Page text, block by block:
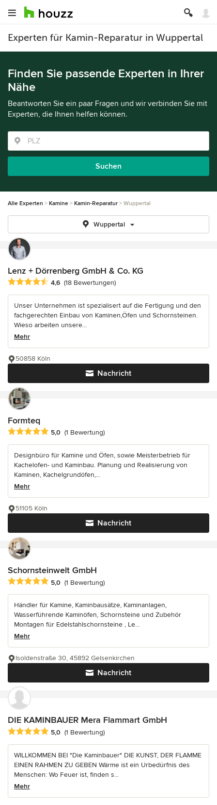
Experten für Kamin-Reparatur in Wuppertal
Finden Sie passende Experten in Ihrer
Nähe
Beantworten Sie ein paar Fragen und wir verbinden Sie mit
Experten, die Ihnen helfen können.
Suchen
Alle Experten Kamine Kamin-Reparatur Wuppertal
Wuppertal
Lenz + Dörrenberg GmbH & Co. KG
Durchschnittliche Bewertung: 4.6 von 5 Sternen
4,6 (18 Bewertungen)
Unser Unternehmen ist spezialisert auf die Fertigung und den
fachgerechten Einbau von Kaminen,Öfen und Schornsteinen.
Wieso arbeiten unsere...
Mehr
Nachricht
50858 Köln
Formteq
Durchschnittliche Bewertung: 5 von 5 Sternen
5,0 (1 Bewertung)
Designbüro für Kamine und Öfen, sowie Meisterbetrieb für
Kachelofen- und Kaminbau. Planung und Realisierung von
Kaminen, Kachelgrundöfen,...
Mehr
Nachricht
51105 Köln
Schornsteinwelt GmbH
Durchschnittliche Bewertung: 5 von 5 Sternen
5,0 (1 Bewertung)
Händler für Kamine, Kaminbausätze, Kaminanlagen,
Wasserführende Kaminöfen, Schornsteine und Zubehör
Montagen für Edelstahlschornsteine , Le...
Mehr
Nachricht
Isoldenstraße 30, 45892 Gelsenkirchen
DIE KAMINBAUER Mera Flammart GmbH
Durchschnittliche Bewertung: 5 von 5 Sternen
5,0 (1 Bewertung)
WILLKOMMEN BEI "Die Kaminbauer" DIE KUNST, DER FLAMME
EINEN RAHMEN ZU GEBEN Wärme ist ein Urbedürfnis des
Menschen: Wo Feuer ist, finden s...
Mehr